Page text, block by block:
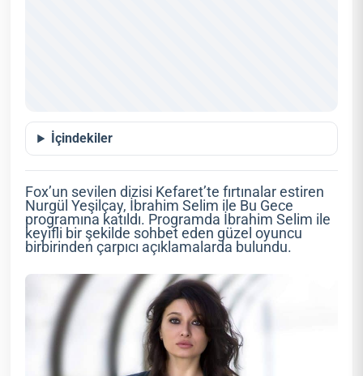
İçindekiler
Fox’un sevilen dizisi Kefaret’te fırtınalar estiren
Nurgül Yeşilçay, İbrahim Selim ile Bu Gece
programına katıldı. Programda İbrahim Selim ile
keyifli bir şekilde sohbet eden güzel oyuncu
birbirinden çarpıcı açıklamalarda bulundu.